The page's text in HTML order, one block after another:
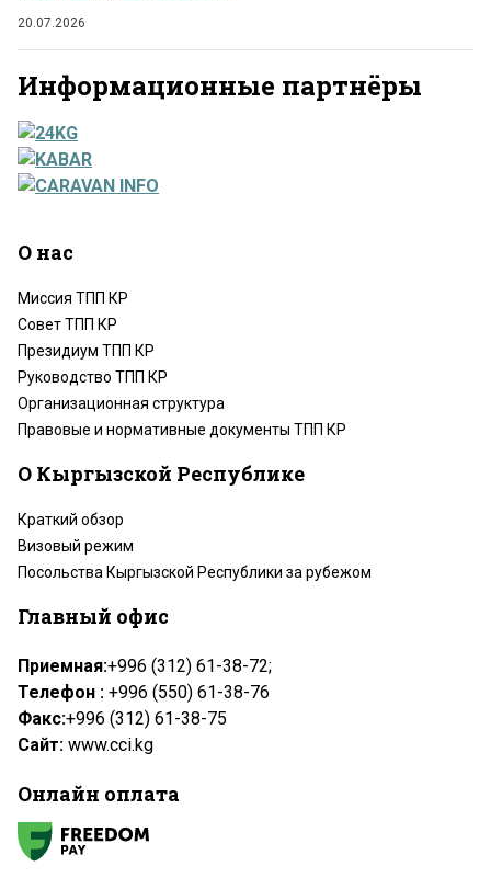
20.07.2026
Информационные партнёры
О нас
Миссия ТПП КР
Совет ТПП КР
Президиум ТПП КР
Руководство ТПП КР
Организационная структура
Правовые и нормативные документы ТПП КР
О Кыргызской Республике
Краткий обзор
Визовый режим
Посольства Кыргызской Республики за рубежом
Главный офис
Приемная:+996 (312) 61-38-72;
Телефон : +996 (550) 61-38-76
Факс:+996 (312) 61-38-75
Сайт: www.cci.kg
Онлайн оплата